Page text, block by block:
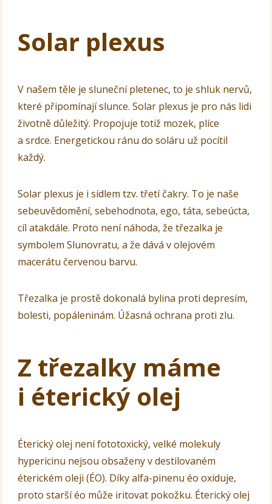
Solar plexus
V našem těle je sluneční pletenec, to je shluk nervů,
které připomínají slunce. Solar plexus je pro nás lidi
životně důležitý. Propojuje totiž mozek, plíce
a srdce. Energetickou ránu do soláru už pocítil
každý.
Solar plexus je i sídlem tzv. třetí čakry. To je naše
sebeuvědomění, sebehodnota, ego, táta, sebeúcta,
cíl atakdále. Proto není náhoda, že třezalka je
symbolem Slunovratu, a že dává v olejovém
macerátu červenou barvu.
Třezalka je prostě dokonalá bylina proti depresím,
bolesti, popáleninám. Úžasná ochrana proti zlu.
Z třezalky máme
i éterický olej
Éterický olej není fototoxický, velké molekuly
hypericinu nejsou obsaženy v destilovaném
éterickém oleji (ÉO). Díky alfa-pinenu éo oxiduje,
proto starší éo může iritovat pokožku. Éterický olej